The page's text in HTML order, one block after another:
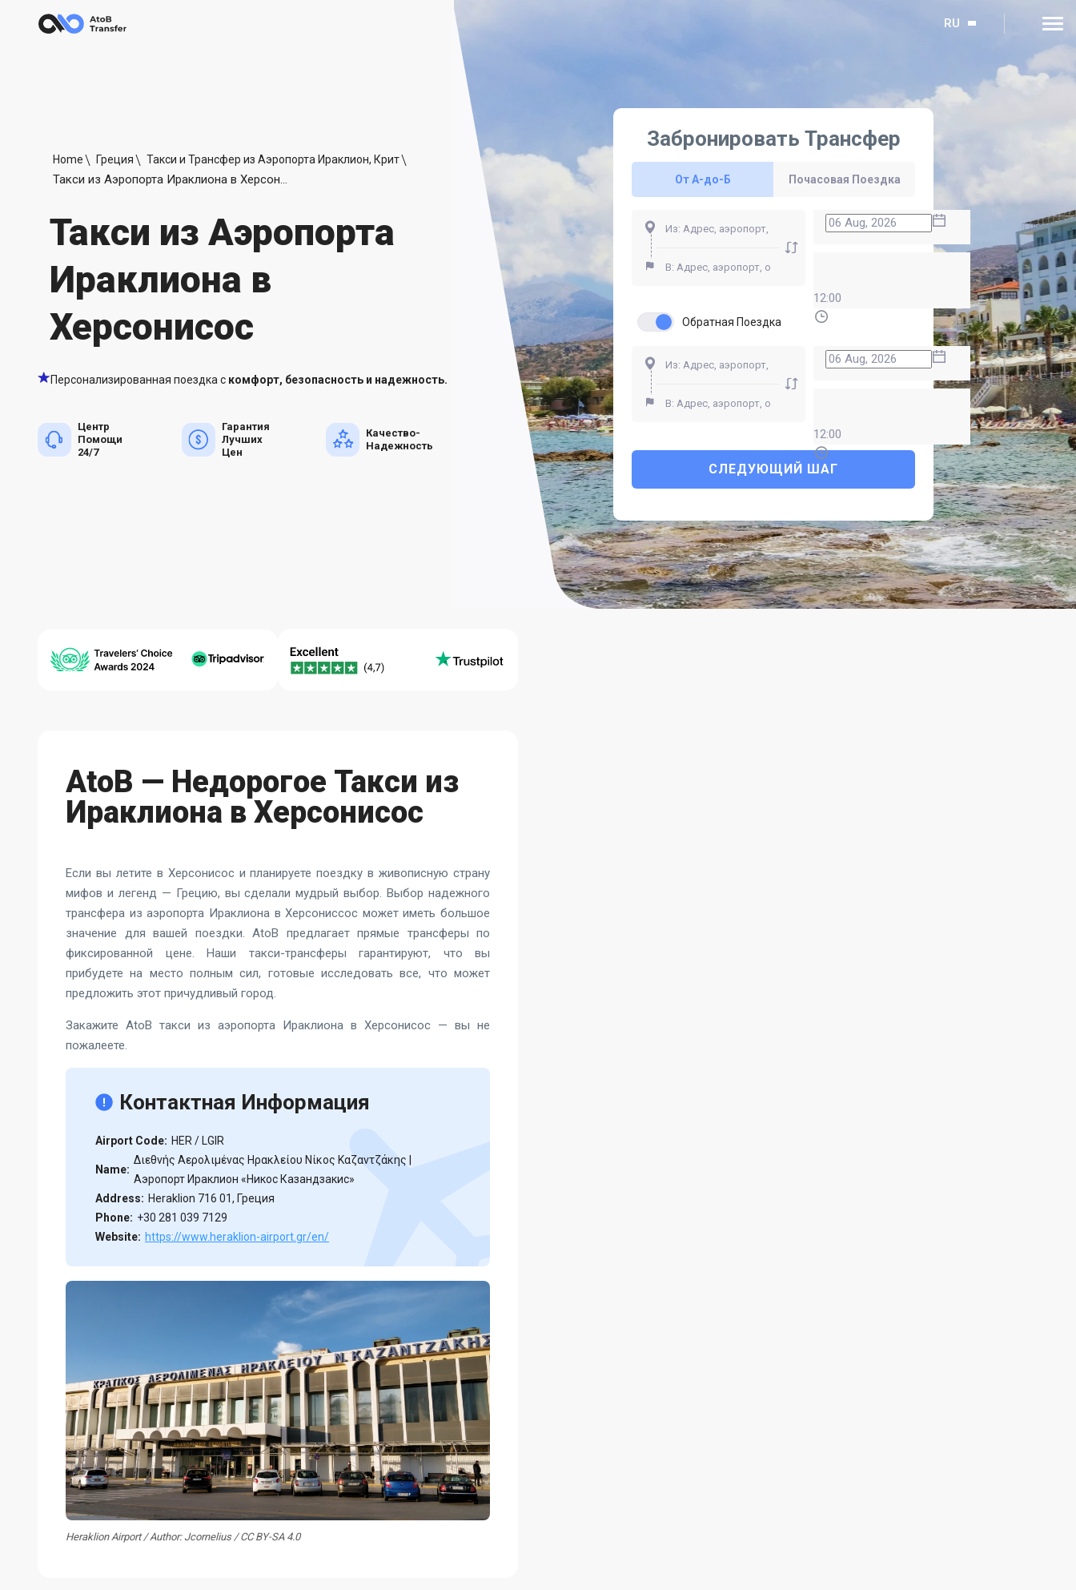
RU
Home Греция Такси и Трансфер из Аэропорта Ираклион, Крит
Такси из Аэропорта Ираклиона в Херсонисос
Такси из Аэропорта
Ираклиона в
Херсонисос
Персонализированная поездка с комфорт, безопасность и надежность.
Центр
Помощи
24/7
Гарантия
Лучших
Цен
Качество-
Надежность
Забронировать Трансфер
От A-до-Б Почасовая Поездка
12:00
Обратная Поездка
12:00
СЛЕДУЮЩИЙ ШАГ
AtoB — Недорогое Такси из
Ираклиона в Херсонисос
Если вы летите в Херсонисос и планируете поездку в живописную страну
мифов и легенд — Грецию, вы сделали мудрый выбор. Выбор надежного
трансфера из аэропорта Ираклиона в Херсониссос может иметь большое
значение для вашей поездки. AtoB предлагает прямые трансферы по
фиксированной цене. Наши такси-трансферы гарантируют, что вы
прибудете на место полным сил, готовые исследовать все, что может
предложить этот причудливый город.
Закажите AtoB такси из аэропорта Ираклиона в Херсонисос — вы не
пожалеете.
Контактная Информация
Airport Code: HER / LGIR
Name:
Διεθνής Aερολιμένας Ηρακλείου Νίκος Καζαντζάκης |
Аэропорт Ираклион «Никос Казандзакис»
Address: Heraklion 716 01, Греция
Phone: +30 281 039 7129
Website: https://www.heraklion-airport.gr/en/
Heraklion Airport / Author: Jcornelius / CC BY-SA 4.0